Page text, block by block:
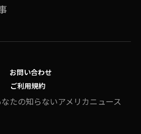
お問い合わせ
ご利用規約
たの知らないアメリカニュース